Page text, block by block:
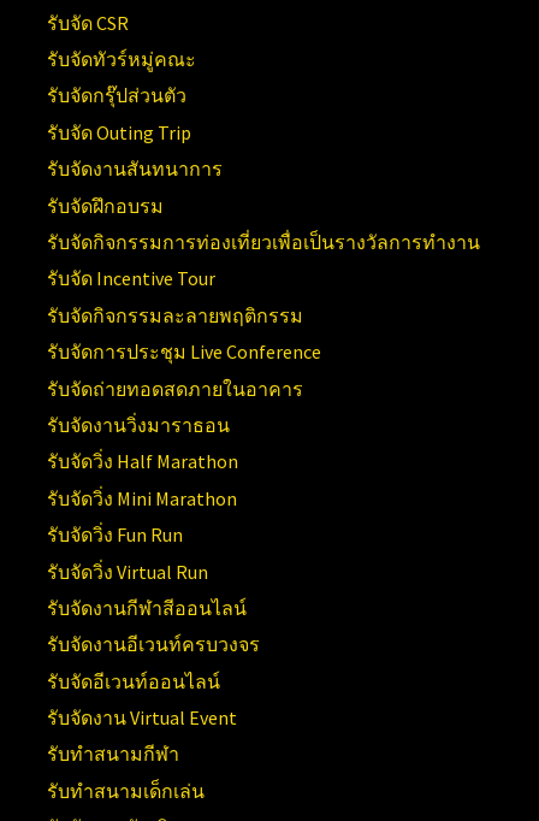
รับจัด CSR
รับจัดทัวร์หมู่คณะ
รับจัดกรุ๊ปส่วนตัว
รับจัด Outing Trip
รับจัดงานสันทนาการ
รับจัดฝึกอบรม
รับจัดกิจกรรมการท่องเที่ยวเพื่อเป็นรางวัลการทำงาน
รับจัด Incentive Tour
รับจัดกิจกรรมละลายพฤติกรรม
รับจัดการประชุม Live Conference
รับจัดถ่ายทอดสดภายในอาคาร
รับจัดงานวิ่งมาราธอน
รับจัดวิ่ง Half Marathon
รับจัดวิ่ง Mini Marathon
รับจัดวิ่ง Fun Run
รับจัดวิ่ง Virtual Run
รับจัดงานกีฬาสีออนไลน์
รับจัดงานอีเวนท์ครบวงจร
รับจัดอีเวนท์ออนไลน์
รับจัดงาน Virtual Event
รับทำสนามกีฬา
รับทำสนามเด็กเล่น